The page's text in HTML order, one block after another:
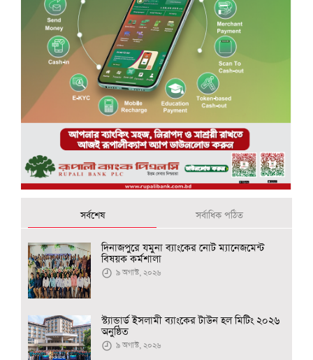
সর্বশেষ সর্বাধিক পঠিত
দিনাজপুরে যমুনা ব্যাংকের নোট ম্যানেজমেন্ট
বিষয়ক কর্মশালা
৯ অগাস্ট, ২০২৬
স্ট্যান্ডার্ড ইসলামী ব্যাংকের টাউন হল মিটিং ২০২৬
অনুষ্ঠিত
৯ অগাস্ট, ২০২৬